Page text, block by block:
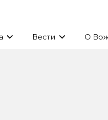
Вести О